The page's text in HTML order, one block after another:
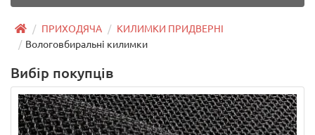
ПРИХОДЯЧА
КИЛИМКИ ПРИДВЕРНІ
Вологовбиральні килимки
Вибір покупців